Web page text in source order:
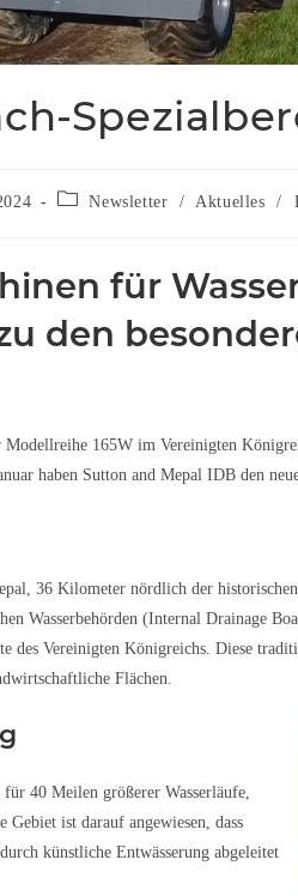
Newsletter / Aktuelles /
für
den
Modellreihe 165W im Vereinigten
haben Sutton and Mepal IDB den
36 Kilometer nördlich der
Wasserbehörden (Internal Drainage
des Vereinigten Königreichs. Diese
Flächen.
40 Meilen größerer Wasserläufe,
Gebiet ist darauf angewiesen, dass
künstliche Entwässerung abgeleitet